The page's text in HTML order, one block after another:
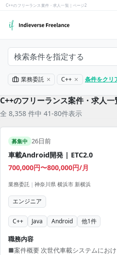
C++のフリーランス案件・求人一覧｜ページ2
検索条件を指定する
業務委託 C++ 条件をクリ
C++のフリーランス案件・求人
全 8,358 件中 41-80件表示
募集中 26日前
車載Android開発 | ETC2.0
700,000円〜800,000円/月
業務委託 | 神奈川県 横浜市 新横浜
エンジニア
C++ Java Android 他1件
職務内容
■案件概要 次世代車載システムにおけ